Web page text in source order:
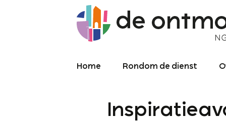
Home Rondom de dienst
Meekijken/luisteren